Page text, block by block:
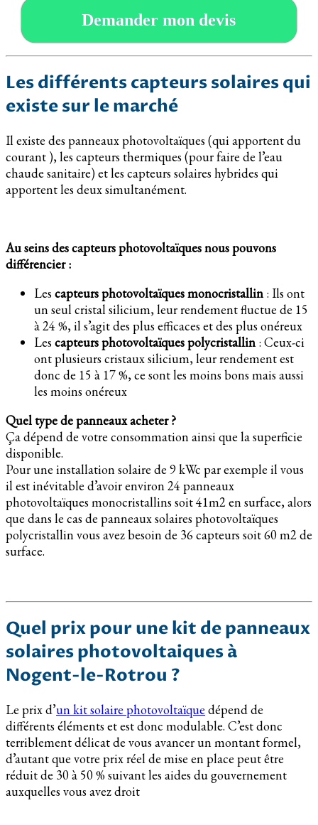
Demander mon devis
Les différents capteurs solaires qui
existe sur le marché
Il existe des panneaux photovoltaïques (qui apportent du
courant ), les capteurs thermiques (pour faire de l’eau
chaude sanitaire) et les capteurs solaires hybrides qui
apportent les deux simultanément.
Au seins des capteurs photovoltaïques nous pouvons
différencier :
Les capteurs photovoltaïques monocristallin : Ils ont
un seul cristal silicium, leur rendement fluctue de 15
à 24 %, il s’agit des plus efficaces et des plus onéreux
Les capteurs photovoltaïques polycristallin : Ceux-ci
ont plusieurs cristaux silicium, leur rendement est
donc de 15 à 17 %, ce sont les moins bons mais aussi
les moins onéreux
Quel type de panneaux acheter ?
Ça dépend de votre consommation ainsi que la superficie
disponible.
Pour une installation solaire de 9 kWc par exemple il vous
il est inévitable d’avoir environ 24 panneaux
photovoltaïques monocristallins soit 41m2 en surface, alors
que dans le cas de panneaux solaires photovoltaïques
polycristallin vous avez besoin de 36 capteurs soit 60 m2 de
surface.
Quel prix pour une kit de panneaux
solaires photovoltaiques à
Nogent-le-Rotrou ?
Le prix d’un kit solaire photovoltaïque dépend de
différents éléments et est donc modulable. C’est donc
terriblement délicat de vous avancer un montant formel,
d’autant que votre prix réel de mise en place peut être
réduit de 30 à 50 % suivant les aides du gouvernement
auxquelles vous avez droit